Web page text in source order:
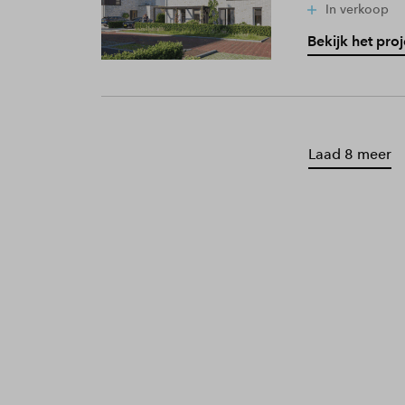
In verkoop
Bekijk het
Laad 8 meer